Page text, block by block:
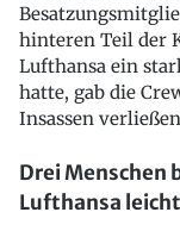
hinteren Teil der
Lufthansa ein
hatte, gab die
Insassen
Drei Menschen
Lufthansa